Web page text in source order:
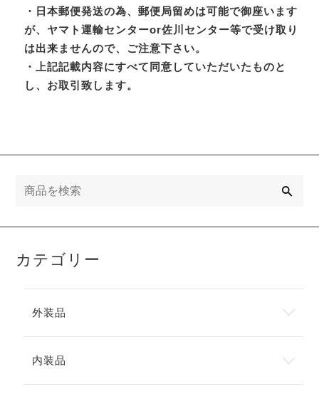
・日本郵便発送の為、郵便局留めは可能で御座います
が、ヤマト運輸センターor佐川センター等で受け取り
は出来ませんので、ご注意下さい。
・上記記載内容にすべて同意していただいたものと
し、お取引致します。
カテゴリー
外装品
内装品